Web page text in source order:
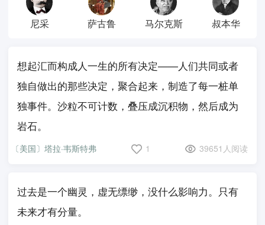
尼采 萨古鲁 马尔克斯 叔本华
想起汇而构成人一生的所有决定——人们共同或者
独自做出的那些决定，聚合起来，制造了每一桩单
独事件。沙粒不可计数，叠压成沉积物，然后成为
岩石。
〔美国〕塔拉·韦斯特弗 1 39651人阅读
过去是一个幽灵，虚无缥缈，没什么影响力。只有
未来才有分量。